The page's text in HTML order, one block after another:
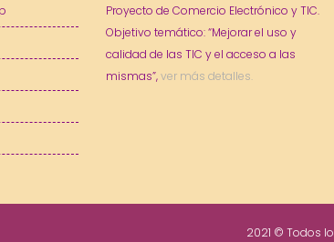
Proyecto de Comercio Electrónico y TIC.
Objetivo temático: “Mejorar el uso y
calidad de las TIC y el acceso a las
mismas”,ver más detalles.
2021 © Todos